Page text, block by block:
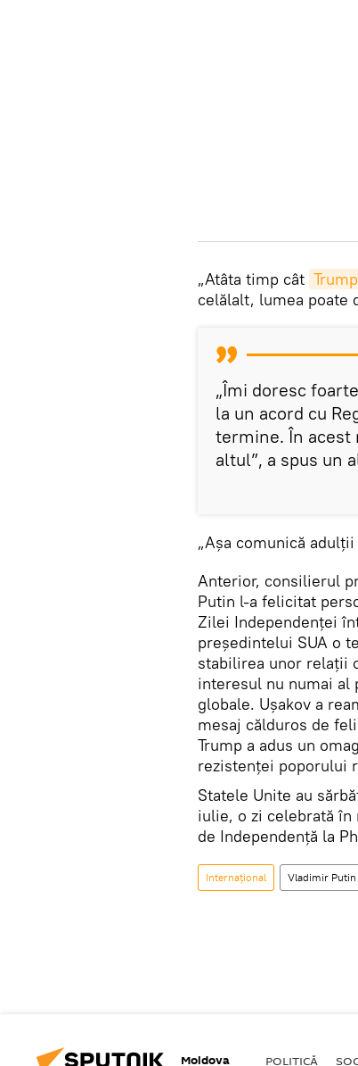
„Atâta timp cât Trump
celălalt, lumea poate
„Îmi doresc
la un acord cu
termine. În acest
altul”, a spus un
„Așa comunică
Anterior, consilierul
Putin l-a felicitat
Zilei Independenței
președintelui SUA o
stabilirea unor relații
interesul nu numai
globale. Ușakov a
mesaj călduros de
Trump a adus un
rezistenței poporului
Statele Unite au
iulie, o zi celebrată
de Independență la
Internațional Vladimir Putin
Moldova POLITICĂ